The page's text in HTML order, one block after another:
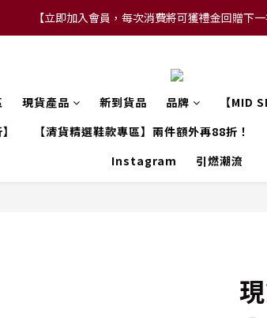
【FLASH SALE 兩件指定現貨產品即享
【立即加入會員，每次消費將可獲禮金回贈下一
現貨產品 新到貨品 品牌
【MID
【清貨精選鞋款專區】兩件額外再88折！
Instagram
引燃潮流